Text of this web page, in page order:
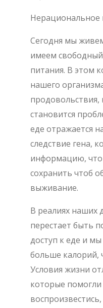
Нерациональное
Сегодня мы
имеем
питания. В этом
нашего
становится
еде отражается
следствие гена,
информацию,
сохранить чтоб
выживание.
В реалиях наших
перестает быть
доступ к еде и
больше калорий,
Условия жизни
которые